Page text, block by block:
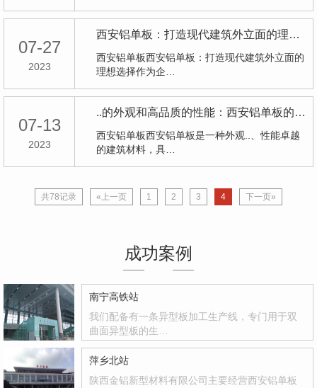
07-27
2023
西安铝单板：打造现代建筑外立面的理想选择
西安铝单板西安铝单板：打造现代建筑外立面的
理想选择作为企…
07-13
2023
..的外观和高品质的性能：西安铝单板的优势分析
西安铝单板西安铝单板是一种外观..、性能卓越
的建筑材料，具…
共78记录 «上一页 1 2 3 4 下一页»
成功案例
南宁高铁站
我们配备有一条异型板加工生产线，专门用于双
曲面异型板的生…
萍乡北站
陕西金铝新型材料有限公司主要经营西安铝单板